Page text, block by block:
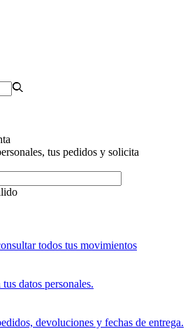
tus pedidos y solicita
todos tus movimientos
datos personales.
devoluciones y fechas de entrega.